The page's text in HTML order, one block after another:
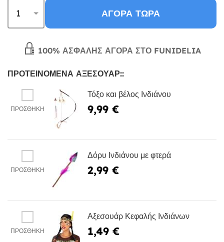
ΑΓΟΡΆ ΤΏΡΑ
100% ΑΣΦΑΛΉΣ ΑΓΟΡΆ ΣΤΟ FUNIDELIA
ΠΡΟΤΕΙΝΌΜΕΝΑ ΑΞΕΣΟΥΆΡ::
ΠΡΟΣΘΉΚΗ
Τόξο και βέλος Ινδιάνου
9,99 €
ΠΡΟΣΘΉΚΗ
Δόρυ Ινδιάνου με φτερά
2,99 €
ΠΡΟΣΘΉΚΗ
Αξεσουάρ Κεφαλής Ινδιάνων
1,49 €